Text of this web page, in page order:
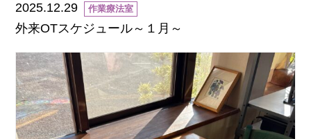
2025.12.29 作業療法室
外来OTスケジュール～１月～